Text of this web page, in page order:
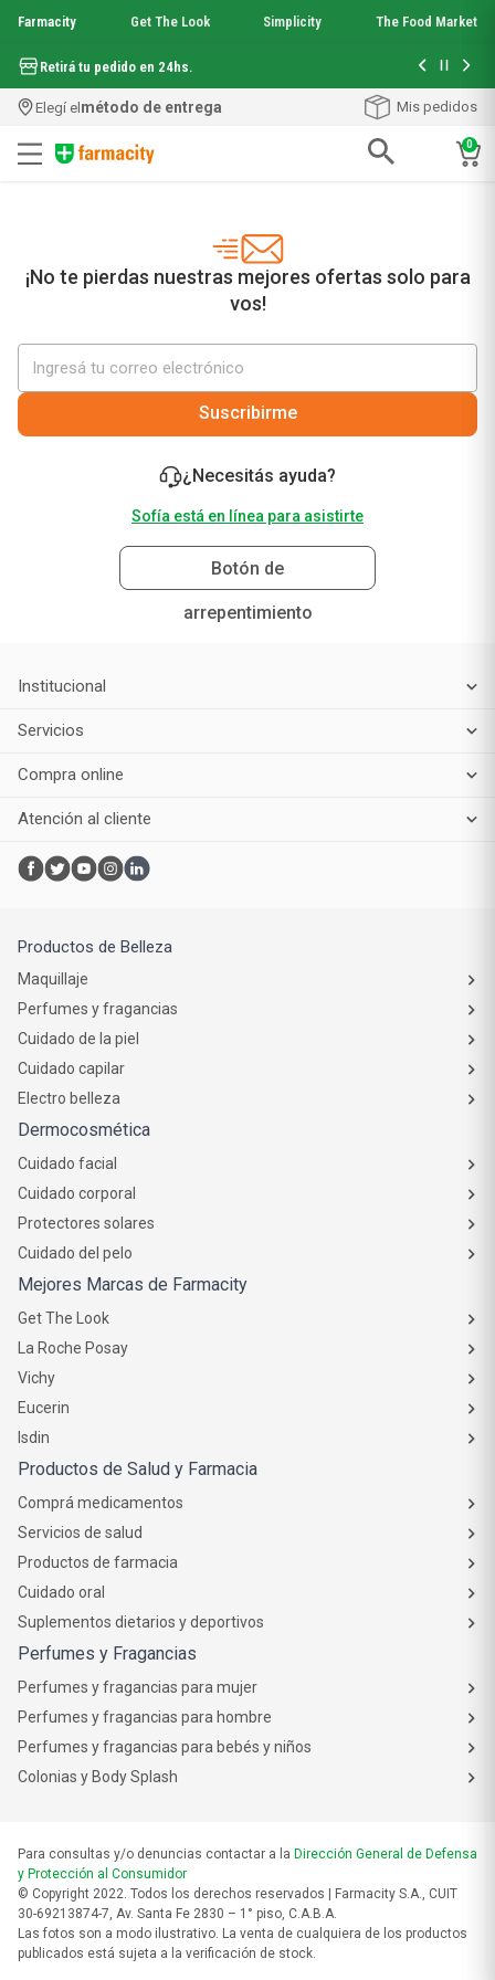
Farmacity Get The Look Simplicity The Food Market
Retirá tu pedido en 24hs. Hasta 6
Elegí elmétodo de entrega Mis pedidos
0
¡No te pierdas nuestras mejores ofertas solo para
vos!
Suscribirme
¿Necesitás ayuda?
Sofía está en línea para asistirte
Botón de
arrepentimiento
Institucional
Servicios
Compra online
Atención al cliente
Productos de Belleza
Maquillaje
Perfumes y fragancias
Cuidado de la piel
Cuidado capilar
Electro belleza
Dermocosmética
Cuidado facial
Cuidado corporal
Protectores solares
Cuidado del pelo
Mejores Marcas de Farmacity
Get The Look
La Roche Posay
Vichy
Eucerin
Isdin
Productos de Salud y Farmacia
Comprá medicamentos
Servicios de salud
Productos de farmacia
Cuidado oral
Suplementos dietarios y deportivos
Perfumes y Fragancias
Perfumes y fragancias para mujer
Perfumes y fragancias para hombre
Perfumes y fragancias para bebés y niños
Colonias y Body Splash
Para consultas y/o denuncias contactar a la Dirección General de Defensa
y Protección al Consumidor
© Copyright 2022. Todos los derechos reservados | Farmacity S.A., CUIT
30-69213874-7, Av. Santa Fe 2830 – 1° piso, C.A.B.A.
Las fotos son a modo ilustrativo. La venta de cualquiera de los productos
publicados está sujeta a la verificación de stock.
garnier toque seco crema facial
. mineral 89
6
protector solar
8
9